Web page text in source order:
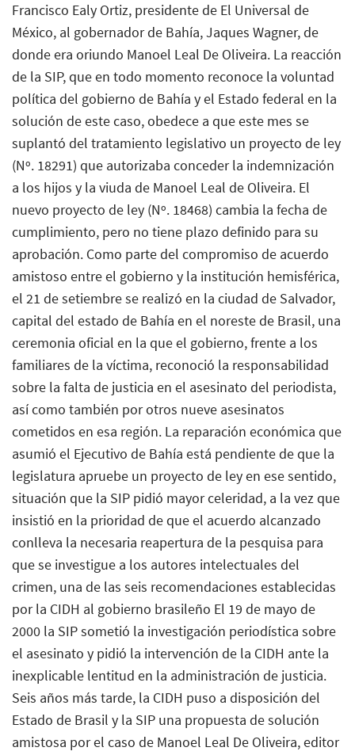
Francisco Ealy Ortiz, presidente de El Universal de
México, al gobernador de Bahía, Jaques Wagner, de
donde era oriundo Manoel Leal De Oliveira. La reacción
de la SIP, que en todo momento reconoce la voluntad
política del gobierno de Bahía y el Estado federal en la
solución de este caso, obedece a que este mes se
suplantó del tratamiento legislativo un proyecto de ley
(Nº. 18291) que autorizaba conceder la indemnización
a los hijos y la viuda de Manoel Leal de Oliveira. El
nuevo proyecto de ley (Nº. 18468) cambia la fecha de
cumplimiento, pero no tiene plazo definido para su
aprobación. Como parte del compromiso de acuerdo
amistoso entre el gobierno y la institución hemisférica,
el 21 de setiembre se realizó en la ciudad de Salvador,
capital del estado de Bahía en el noreste de Brasil, una
ceremonia oficial en la que el gobierno, frente a los
familiares de la víctima, reconoció la responsabilidad
sobre la falta de justicia en el asesinato del periodista,
así como también por otros nueve asesinatos
cometidos en esa región. La reparación económica que
asumió el Ejecutivo de Bahía está pendiente de que la
legislatura apruebe un proyecto de ley en ese sentido,
situación que la SIP pidió mayor celeridad, a la vez que
insistió en la prioridad de que el acuerdo alcanzado
conlleva la necesaria reapertura de la pesquisa para
que se investigue a los autores intelectuales del
crimen, una de las seis recomendaciones establecidas
por la CIDH al gobierno brasileño El 19 de mayo de
2000 la SIP sometió la investigación periodística sobre
el asesinato y pidió la intervención de la CIDH ante la
inexplicable lentitud en la administración de justicia.
Seis años más tarde, la CIDH puso a disposición del
Estado de Brasil y la SIP una propuesta de solución
amistosa por el caso de Manoel Leal De Oliveira, editor